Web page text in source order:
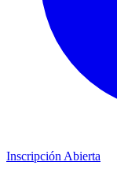
Inscripción Abierta